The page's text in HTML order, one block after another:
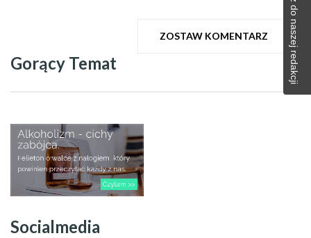
ZOSTAW KOMENTARZ
Gorący Temat
Socialmedia
Napisz do naszej redakcji